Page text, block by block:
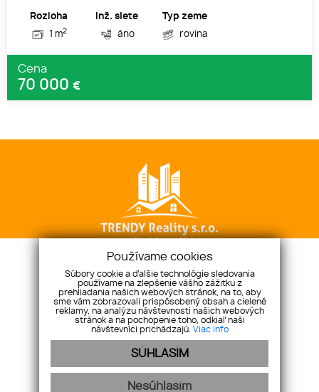
Rozloha
1 m2
Inž. siete
áno
Typ zeme
rovina
Cena
70 000 €
TRENDY Reality s.r.o.
Urxova 4, 080 05 Prešov
+421 911 236 022
stefan.danco@trendyreal.sk
NAŠE SLUŽBY NÁŠ TEAM
COOKIES
REKLAMAČNÝ PORIADOK
Používame cookies
Súbory cookie a ďalšie technológie sledovania
používame na zlepšenie vášho zážitku z
prehliadania našich webových stránok, na to, aby
sme vám zobrazovali prispôsobený obsah a cielené
reklamy, na analýzu návštevnosti našich webových
stránok a na pochopenie toho, odkiaľ naši
návštevníci prichádzajú. Viac info
SÚHLASÍM
Nesúhlasím